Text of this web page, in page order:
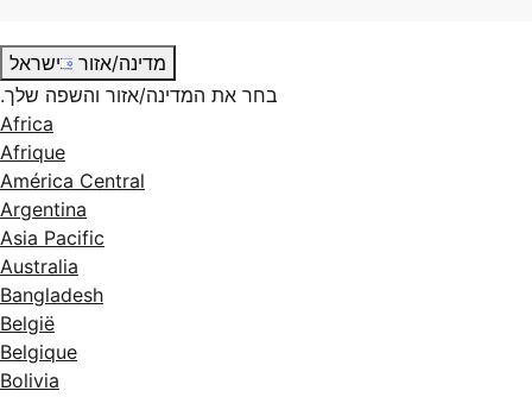
מדינה/אזור
ישראל
בחר את המדינה/אזור והשפה שלך.
Africa
Afrique
América Central
Argentina
Asia Pacific
Australia
Bangladesh
België
Belgique
Bolivia